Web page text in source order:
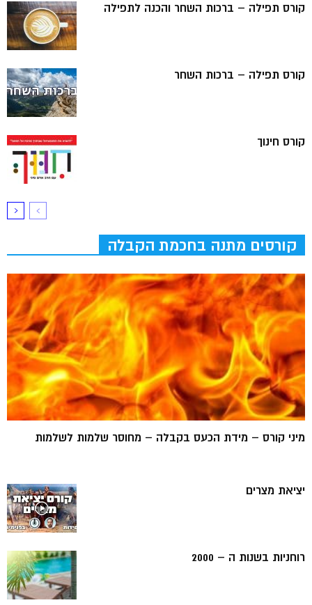
קורס תפילה – ברכות השחר והכנה לתפילה
קורס תפילה – ברכות השחר
קורס חינוך
קורסים מתנה בחכמת הקבלה
מיני קורס – מידת הכעס בקבלה – מחוסר שלמות לשלמות
יציאת מצרים
רוחניות בשנות ה – 2000